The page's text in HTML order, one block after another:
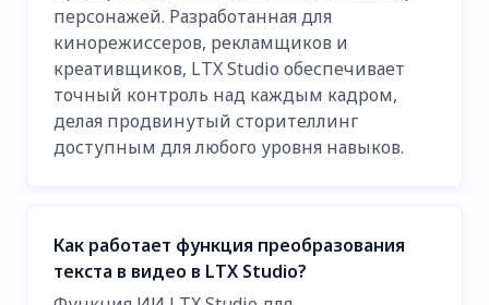
персонажей. Разработанная для
кинорежиссеров, рекламщиков и
креативщиков, LTX Studio обеспечивает
точный контроль над каждым кадром,
делая продвинутый сторителлинг
доступным для любого уровня навыков.
Как работает функция преобразования
текста в видео в LTX Studio?